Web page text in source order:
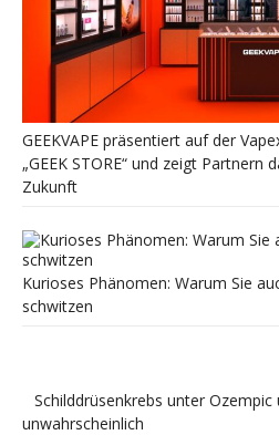
GEEKVAPE präsentiert auf der
„GEEK STORE“ und zeigt Partnern
Zukunft
Kurioses Phänomen: Warum Sie
schwitzen
Schilddrüsenkrebs unter Ozempic
unwahrscheinlich